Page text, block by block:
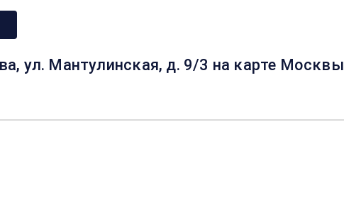
ул. Мантулинская, д. 9/3 на карте Москвы